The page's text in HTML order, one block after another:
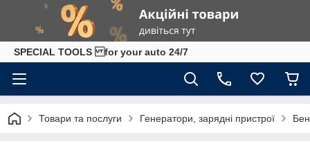
SPECIAL TOOLS for your auto 24/7
Товари та послуги Генератори, зарядні пристрої